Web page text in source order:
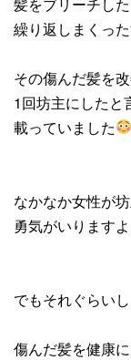
繰り返しまくっ
その傷んだ髪を
1回坊主にしたと
載っていました
なかなか女性が
勇気がいります
でもそれぐらい
傷んだ髪を健康